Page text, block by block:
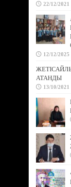
22/12/2021
12/12/2025
АТАНДЫ
13/10/2021